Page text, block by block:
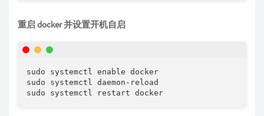
重启 docker 并设置开机自启
sudo systemctl enable docker
sudo systemctl daemon-reload
sudo systemctl restart docker